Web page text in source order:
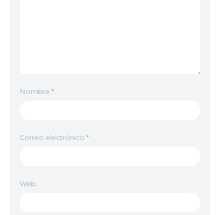
Nombre *
Correo electrónico *
Web